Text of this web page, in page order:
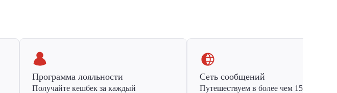
Программа лояльности
Получайте кешбек за каждый
Сеть сообщений
Путешествуем в более чем 15 стран